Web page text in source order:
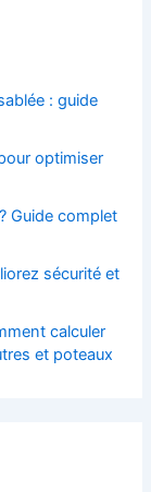
: guide
optimiser
Guide complet
sécurité et
calculer
et poteaux